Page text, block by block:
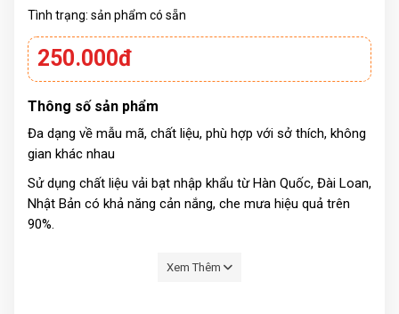
Tình trạng: sản phẩm có sẵn
250.000đ
Thông số sản phẩm
Đa dạng về mẫu mã, chất liệu, phù hợp với sở thích, không
gian khác nhau
Sử dụng chất liệu vải bạt nhập khẩu từ Hàn Quốc, Đài Loan,
Nhật Bản có khả năng cản nắng, che mưa hiệu quả trên
90%.
cho độ bền của bạt được lâu dài
Xem Thêm